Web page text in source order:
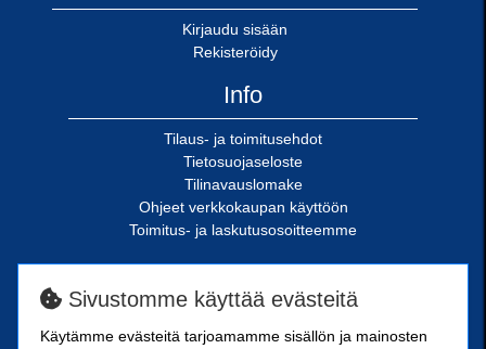
Kirjaudu sisään
Rekisteröidy
Info
Tilaus- ja toimitusehdot
Tietosuojaseloste
Tilinavauslomake
Ohjeet verkkokaupan käyttöön
Toimitus- ja laskutusosoitteemme
SN-Kiinnike Oy
Riimukatu 18
20380 Turku
Sivustomme käyttää evästeitä
Käytämme evästeitä tarjoamamme sisällön ja mainosten